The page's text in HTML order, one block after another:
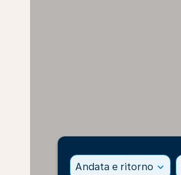
Andata e ritorno expand_more